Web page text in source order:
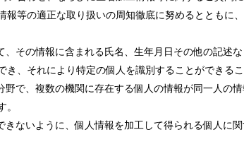
等の適正な取り扱いの周知徹底に努めるとともに
その情報に含まれる氏名、生年月日その他の記述
、それにより特定の個人を識別することができる
で、複数の機関に存在する個人の情報が同一人の
ないように、個人情報を加工して得られる個人に